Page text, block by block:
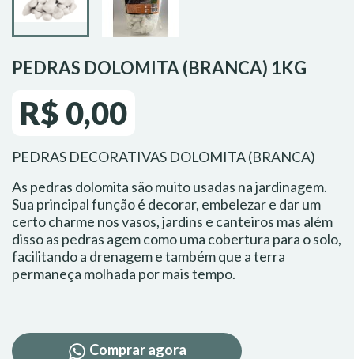
PEDRAS DOLOMITA (BRANCA) 1KG
R$ 0,00
PEDRAS DECORATIVAS DOLOMITA (BRANCA)
As pedras dolomita são muito usadas na jardinagem.
Sua principal função é decorar, embelezar e dar um
certo charme nos vasos, jardins e canteiros mas além
disso as pedras agem como uma cobertura para o solo,
facilitando a drenagem e também que a terra
permaneça molhada por mais tempo.
Comprar agora